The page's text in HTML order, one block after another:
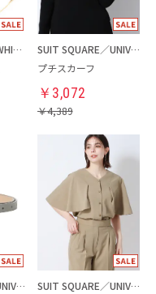
SUIT SQUARE／WHITE
SUIT SQUARE／UNIVERSAL LANGUAGE／WHITE
プチスカーフ
￥ 3,072
￥4,389
SUIT SQUARE／UNIVERSAL LANGUAGE／WHITE
SUIT SQUARE／UNIVERSAL LANGUAGE／WHITE